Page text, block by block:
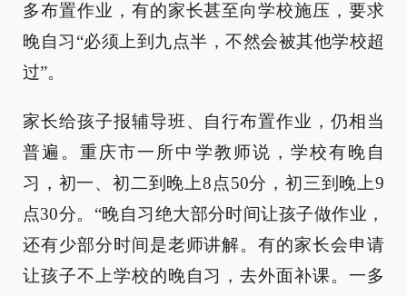
多布置作业，有的家长甚至向学校施压，要求
晚自习“必须上到九点半，不然会被其他学校超
过”。
家长给孩子报辅导班、自行布置作业，仍相当
普遍。重庆市一所中学教师说，学校有晚自
习，初一、初二到晚上8点50分，初三到晚上9
点30分。“晚自习绝大部分时间让孩子做作业，
还有少部分时间是老师讲解。有的家长会申请
让孩子不上学校的晚自习，去外面补课。一多